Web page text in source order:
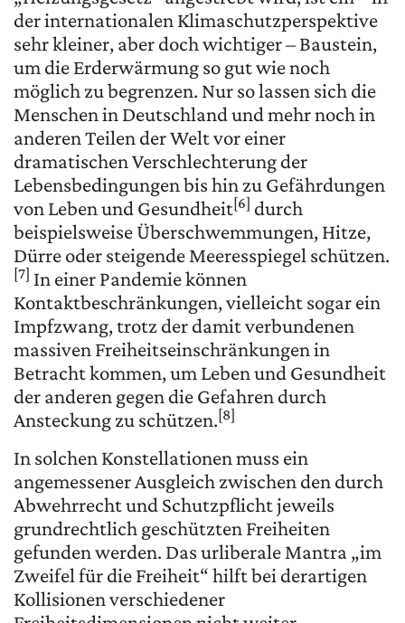
der internationalen Klimaschutzperspektive
sehr kleiner, aber doch wichtiger – Baustein,
um die Erderwärmung so gut wie noch
möglich zu begrenzen. Nur so lassen sich die
Menschen in Deutschland und mehr noch in
anderen Teilen der Welt vor einer
dramatischen Verschlechterung der
Lebensbedingungen bis hin zu Gefährdungen
von Leben und Gesundheit[6] durch
beispielsweise Überschwemmungen, Hitze,
Dürre oder steigende Meeresspiegel schützen.
[7] In einer Pandemie können
Kontaktbeschränkungen, vielleicht sogar ein
Impfzwang, trotz der damit verbundenen
massiven Freiheitseinschränkungen in
Betracht kommen, um Leben und Gesundheit
der anderen gegen die Gefahren durch
Ansteckung zu schützen.[8]
In solchen Konstellationen muss ein
angemessener Ausgleich zwischen den durch
Abwehrrecht und Schutzpflicht jeweils
grundrechtlich geschützten Freiheiten
gefunden werden. Das urliberale Mantra „im
Zweifel für die Freiheit“ hilft bei derartigen
Kollisionen verschiedener